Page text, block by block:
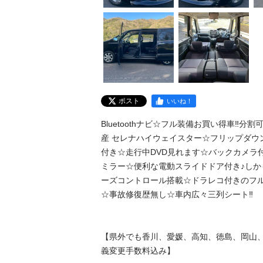
ポスト いいね！
Bluetoothナビ☆フル装備お買い得車‼️分割
産 セレナハイウェイスター☆フリップダ
付き☆走行中DVD見れます☆バックカメ
ミラー☆便利な電動スライドドア付き♪し
ーズコントロール搭載☆ドラレコ付きのフ
☆事故修復歴無し☆車内広々三列シート‼️
【県外でも香川、愛媛、高知、徳島、岡山
義変更手数料込み】